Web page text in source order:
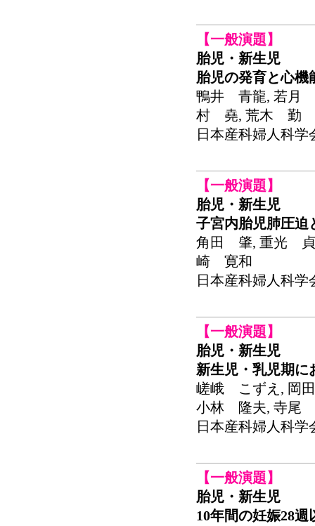
【一般演題】
胎児・新生児
胎児の発育と心機
鴨井 青龍, 若月
村 堯, 荒木 勤
日本産科婦人科学
【一般演題】
胎児・新生児
子宮内胎児肺圧迫
角田 肇, 重光
崎 寛和
日本産科婦人科学
【一般演題】
胎児・新生児
新生児・乳児期に
嵯峨 こずえ, 岡
小林 隆夫, 寺尾
日本産科婦人科学
【一般演題】
胎児・新生児
10年間の妊娠28